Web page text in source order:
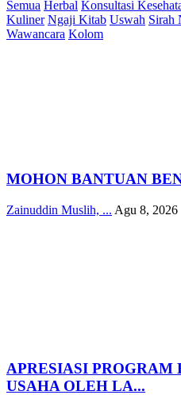
Semua Herbal Konsultasi
Kuliner Ngaji Kitab Uswah Sirah
Wawancara Kolom
MOHON BANTUAN
Zainuddin Muslih, ... Agu 8, 2026
APRESIASI
USAHA OLEH LA...